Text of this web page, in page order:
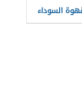
السوداء